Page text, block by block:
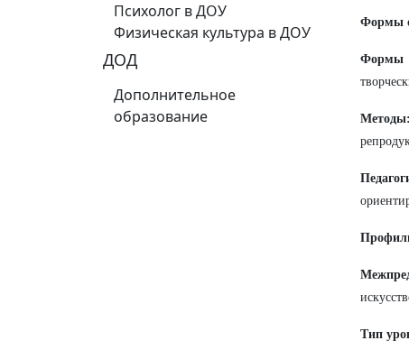
Психолог в ДОУ
Физическая культура в ДОУ
ДОД
Дополнительное
образование
Формы
Формы
Методы:
Тип